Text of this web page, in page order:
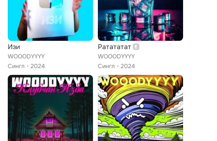
Изи
WOOODYYYY
Сингл
2024
Ратататат
WOOODYYYY
Сингл
2024